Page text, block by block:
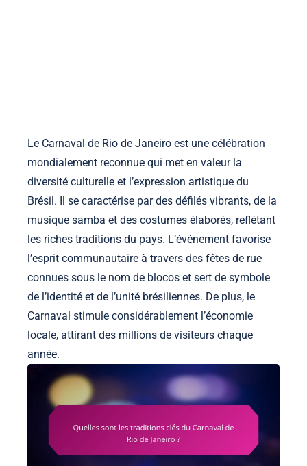
Le Carnaval de Rio de Janeiro est une célébration
mondialement reconnue qui met en valeur la
diversité culturelle et l’expression artistique du
Brésil. Il se caractérise par des défilés vibrants, de la
musique samba et des costumes élaborés, reflétant
les riches traditions du pays. L’événement favorise
l’esprit communautaire à travers des fêtes de rue
connues sous le nom de blocos et sert de symbole
de l’identité et de l’unité brésiliennes. De plus, le
Carnaval stimule considérablement l’économie
locale, attirant des millions de visiteurs chaque
année.